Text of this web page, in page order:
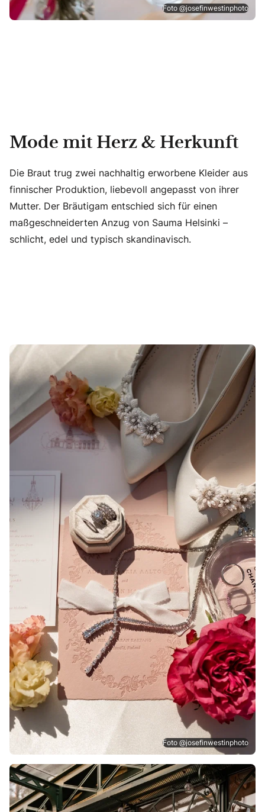
Foto @josefinwestinphoto
Mode mit Herz & Herkunft
Die Braut trug zwei nachhaltig erworbene Kleider aus
finnischer Produktion, liebevoll angepasst von ihrer
Mutter. Der Bräutigam entschied sich für einen
maßgeschneiderten Anzug von Sauma Helsinki –
schlicht, edel und typisch skandinavisch.
Foto @josefinwestinphoto